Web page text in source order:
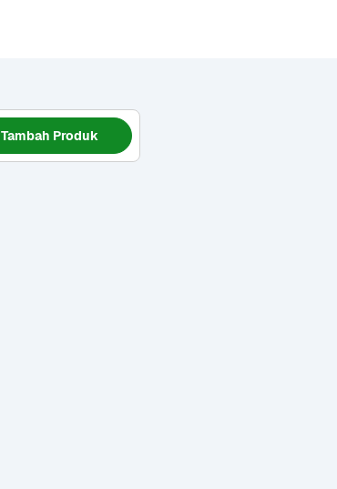
Tambah Produk